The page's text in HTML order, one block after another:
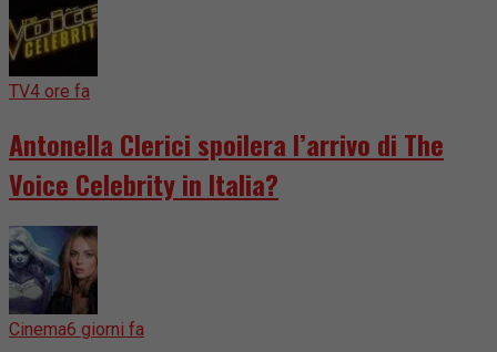
TV4 ore fa
Antonella Clerici spoilera l’arrivo di The
Voice Celebrity in Italia?
Cinema6 giorni fa